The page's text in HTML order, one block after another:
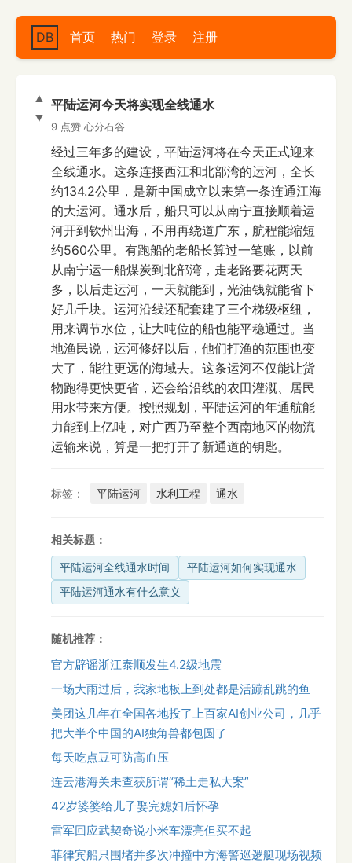
DB 首页 热门 登录 注册
▲
▼
平陆运河今天将实现全线通水
9 点赞 心分石谷
经过三年多的建设，平陆运河将在今天正式迎来
全线通水。这条连接西江和北部湾的运河，全长
约134.2公里，是新中国成立以来第一条连通江海
的大运河。通水后，船只可以从南宁直接顺着运
河开到钦州出海，不用再绕道广东，航程能缩短
约560公里。有跑船的老船长算过一笔账，以前
从南宁运一船煤炭到北部湾，走老路要花两天
多，以后走运河，一天就能到，光油钱就能省下
好几千块。运河沿线还配套建了三个梯级枢纽，
用来调节水位，让大吨位的船也能平稳通过。当
地渔民说，运河修好以后，他们打渔的范围也变
大了，能往更远的海域去。这条运河不仅能让货
物跑得更快更省，还会给沿线的农田灌溉、居民
用水带来方便。按照规划，平陆运河的年通航能
力能到上亿吨，对广西乃至整个西南地区的物流
运输来说，算是一把打开了新通道的钥匙。
标签： 平陆运河 水利工程 通水
相关标题：
平陆运河全线通水时间
平陆运河如何实现通水
平陆运河通水有什么意义
随机推荐：
官方辟谣浙江泰顺发生4.2级地震
一场大雨过后，我家地板上到处都是活蹦乱跳的鱼
美团这几年在全国各地投了上百家AI创业公司，几乎
把大半个中国的AI独角兽都包圆了
每天吃点豆可防高血压
连云港海关未查获所谓“稀土走私大案”
42岁婆婆给儿子娶完媳妇后怀孕
雷军回应武契奇说小米车漂亮但买不起
菲律宾船只围堵并多次冲撞中方海警巡逻艇现场视频